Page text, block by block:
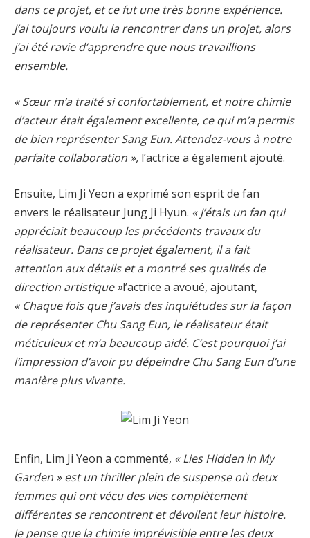
dans ce projet, et ce fut une très bonne expérience.
J’ai toujours voulu la rencontrer dans un projet, alors
j’ai été ravie d’apprendre que nous travaillions
ensemble.
« Sœur m’a traité si confortablement, et notre chimie
d’acteur était également excellente, ce qui m’a permis
de bien représenter Sang Eun. Attendez-vous à notre
parfaite collaboration », l’actrice a également ajouté.
Ensuite, Lim Ji Yeon a exprimé son esprit de fan
envers le réalisateur Jung Ji Hyun. « J’étais un fan qui
appréciait beaucoup les précédents travaux du
réalisateur. Dans ce projet également, il a fait
attention aux détails et a montré ses qualités de
direction artistique »l’actrice a avoué, ajoutant,
« Chaque fois que j’avais des inquiétudes sur la façon
de représenter Chu Sang Eun, le réalisateur était
méticuleux et m’a beaucoup aidé. C’est pourquoi j’ai
l’impression d’avoir pu dépeindre Chu Sang Eun d’une
manière plus vivante.
Enfin, Lim Ji Yeon a commenté, « Lies Hidden in My
Garden » est un thriller plein de suspense où deux
femmes qui ont vécu des vies complètement
différentes se rencontrent et dévoilent leur histoire.
Je pense que la chimie imprévisible entre les deux